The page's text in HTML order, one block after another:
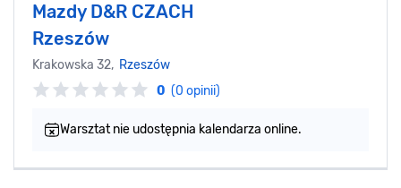
Mazdy D&R CZACH
Rzeszów
Krakowska 32, Rzeszów
0 (0 opinii)
Warsztat nie udostępnia kalendarza online.